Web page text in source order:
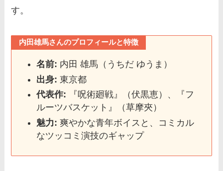
す。
内田雄馬さんのプロフィールと特徴
名前: 内田 雄馬（うちだ ゆうま）
出身: 東京都
代表作: 『呪術廻戦』（伏黒恵）、『フ
ルーツバスケット』（草摩夾）
魅力: 爽やかな青年ボイスと、コミカル
なツッコミ演技のギャップ